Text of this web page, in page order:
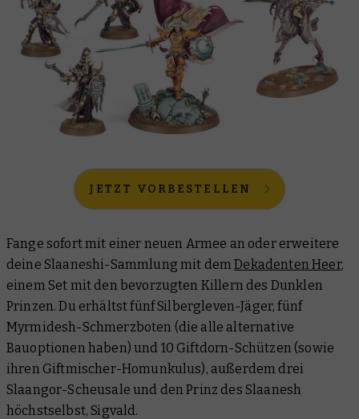
JETZT VORBESTELLEN
Fange sofort mit einer neuen Armee an oder erweitere
deine Slaaneshi-Sammlung mit demDekadenten Heer,
einem Set mit den bevorzugten Killern des Dunklen
Prinzen. Du erhältst fünf Silbergleven-Jäger, fünf
Myrmidesh-Schmerzboten (die alle alternative
Bauoptionen haben) und 10 Giftdorn-Schützen (sowie
ihren Giftmischer-Homunkulus), außerdem drei
Slaangor-Scheusale und den Prinz des Slaanesh
höchstselbst, Sigvald.